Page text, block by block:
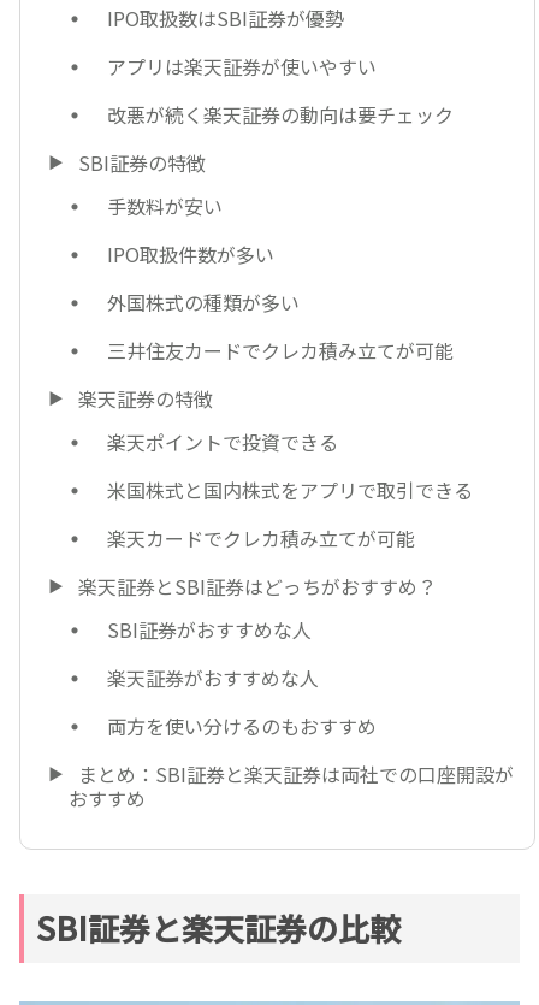
IPO取扱数はSBI証券が優勢
アプリは楽天証券が使いやすい
改悪が続く楽天証券の動向は要チェック
SBI証券の特徴
手数料が安い
IPO取扱件数が多い
外国株式の種類が多い
三井住友カードでクレカ積み立てが可能
楽天証券の特徴
楽天ポイントで投資できる
米国株式と国内株式をアプリで取引できる
楽天カードでクレカ積み立てが可能
楽天証券とSBI証券はどっちがおすすめ？
SBI証券がおすすめな人
楽天証券がおすすめな人
両方を使い分けるのもおすすめ
まとめ：SBI証券と楽天証券は両社での口座開設が
おすすめ
SBI証券と楽天証券の比較